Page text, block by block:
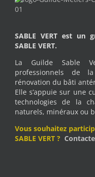
SABLE VERT est un
SABLE VERT.
La Guilde Sable
professionnels de
rénovation du bâti
Elle s’appuie sur une
technologies de la
naturels, minéraux ou
Vous souhaitez
SABLE VERT ?